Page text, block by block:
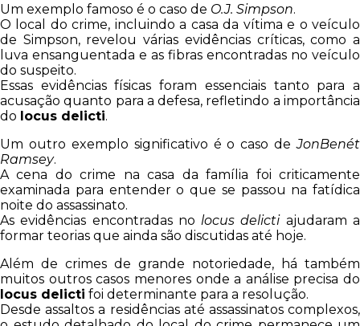
Um exemplo famoso é o caso de O.J. Simpson.
O local do crime, incluindo a casa da vítima e o veículo
de Simpson, revelou várias evidências críticas, como a
luva ensanguentada e as fibras encontradas no veículo
do suspeito.
Essas evidências físicas foram essenciais tanto para a
acusação quanto para a defesa, refletindo a importância
do locus delicti.
Um outro exemplo significativo é o caso deJonBenét
Ramsey.
A cena do crime na casa da família foi criticamente
examinada para entender o que se passou na fatídica
noite do assassinato.
As evidências encontradas no locus delictiajudaram a
formar teorias que ainda são discutidas até hoje.
Além de crimes de grande notoriedade, há também
muitos outros casos menores onde a análise precisa do
locus delicti foi determinante para a resolução.
Desde assaltos a residências até assassinatos complexos,